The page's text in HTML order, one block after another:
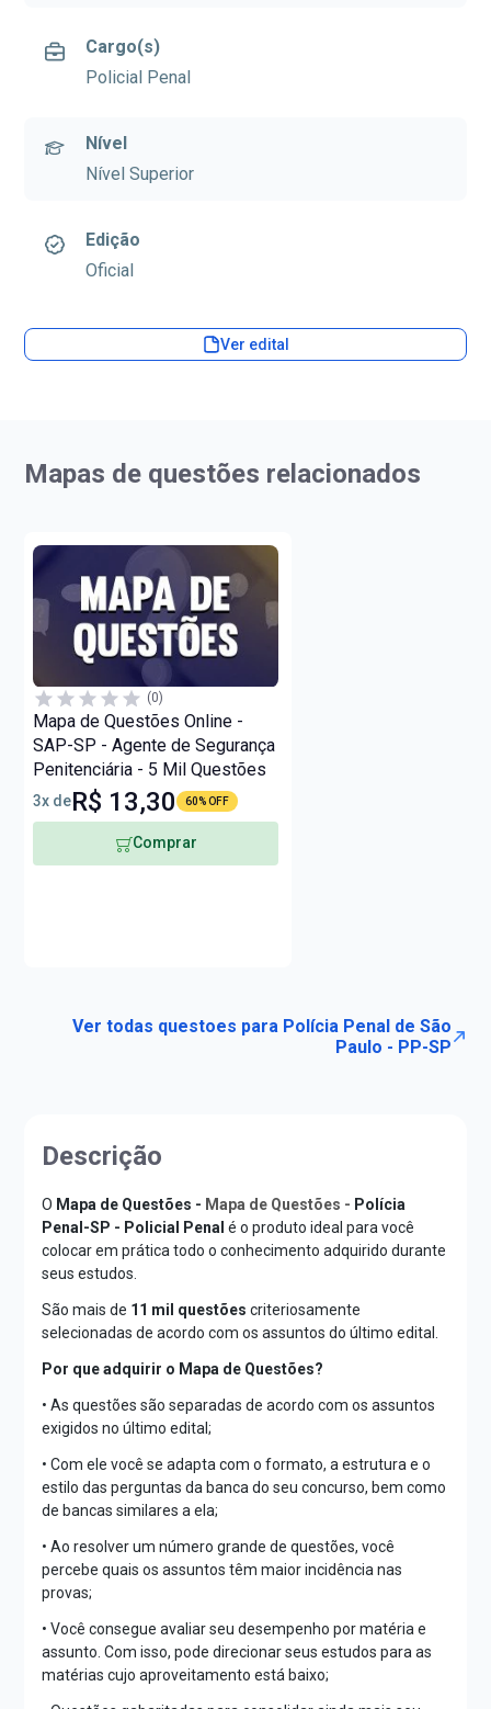
Cargo(s)
Policial Penal
Nível
Nível Superior
Edição
Oficial
Ver edital
Mapas de questões relacionados
(0)
Mapa de Questões Online -
SAP-SP - Agente de Segurança
Penitenciária - 5 Mil Questões
3x deR$ 13,30 60% OFF
Comprar
Ver todas questoes para Polícia Penal de São
Paulo - PP-SP
Descrição
O Mapa de Questões - Mapa de Questões - Polícia
Penal-SP - Policial Penalé o produto ideal para você
colocar em prática todo o conhecimento adquirido durante
seus estudos.
São mais de 11 mil questões criteriosamente
selecionadas de acordo com os assuntos do último edital.
Por que adquirir o Mapa de Questões?
• As questões são separadas de acordo com os assuntos
exigidos no último edital;
• Com ele você se adapta com o formato, a estrutura e o
estilo das perguntas da banca do seu concurso, bem como
de bancas similares a ela;
• Ao resolver um número grande de questões, você
percebe quais os assuntos têm maior incidência nas
provas;
• Você consegue avaliar seu desempenho por matéria e
assunto. Com isso, pode direcionar seus estudos para as
matérias cujo aproveitamento está baixo;